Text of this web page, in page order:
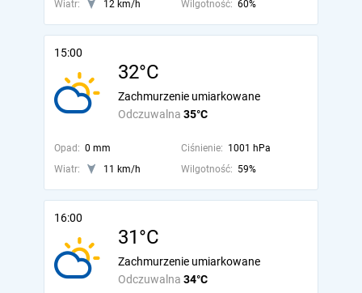
Wiatr:
12 km/h Wilgotność: 60%
15:00
32°C
Odczuwalna 35°C
Zachmurzenie umiarkowane
Opad: 0 mm Ciśnienie: 1001 hPa
Wiatr:
11 km/h Wilgotność: 59%
16:00
31°C
Odczuwalna 34°C
Zachmurzenie umiarkowane